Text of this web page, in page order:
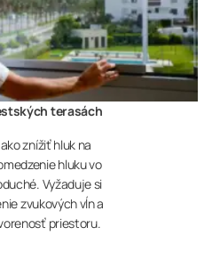
terasách
znížiť hluk na
hluku vo
Vyžaduje si
zvukových vĺn a
priestoru.